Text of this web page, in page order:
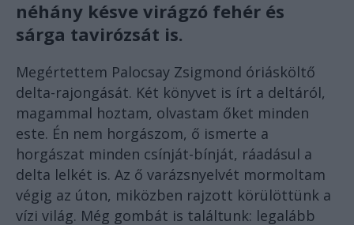
néhány késve virágzó fehér és
sárga tavirózsát is.
Megértettem Palocsay Zsigmond óriásköltő
delta-rajongását. Két könyvet is írt a deltáról,
magammal hoztam, olvastam őket minden
este. Én nem horgászom, ő ismerte a
horgászat minden csínját-bínját, ráadásul a
delta lelkét is. Az ő varázsnyelvét mormoltam
végig az úton, miközben rajzott körülöttünk a
vízi világ. Még gombát is találtunk: legalább